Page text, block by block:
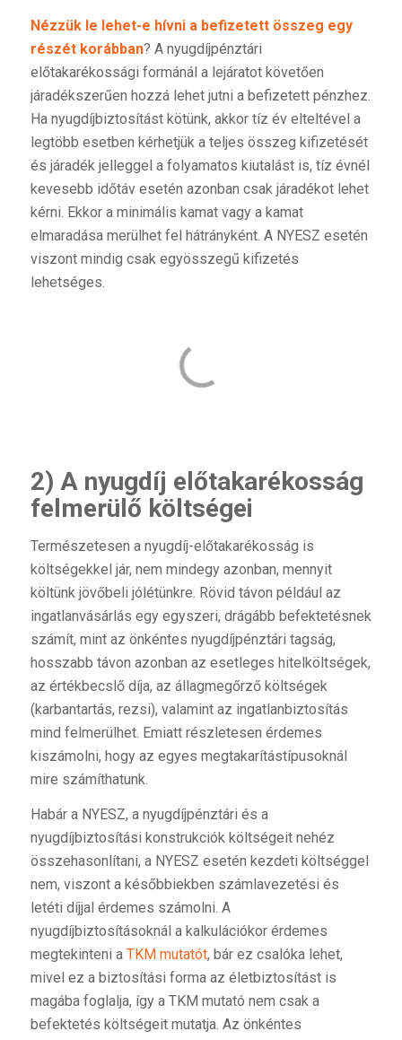
Nézzük le lehet-e hívni a befizetett összeg egy
részét korábban? A nyugdíjpénztári
előtakarékossági formánál a lejáratot követően
járadékszerűen hozzá lehet jutni a befizetett pénzhez.
Ha nyugdíjbiztosítást kötünk, akkor tíz év elteltével a
legtöbb esetben kérhetjük a teljes összeg kifizetését
és járadék jelleggel a folyamatos kiutalást is, tíz évnél
kevesebb időtáv esetén azonban csak járadékot lehet
kérni. Ekkor a minimális kamat vagy a kamat
elmaradása merülhet fel hátrányként. A NYESZ esetén
viszont mindig csak egyösszegű kifizetés
lehetséges.
2) A nyugdíj előtakarékosság
felmerülő költségei
Természetesen a nyugdíj-előtakarékosság is
költségekkel jár, nem mindegy azonban, mennyit
költünk jövőbeli jólétünkre. Rövid távon például az
ingatlanvásárlás egy egyszeri, drágább befektetésnek
számít, mint az önkéntes nyugdíjpénztári tagság,
hosszabb távon azonban az esetleges hitelköltségek,
az értékbecslő díja, az állagmegőrző költségek
(karbantartás, rezsi), valamint az ingatlanbiztosítás
mind felmerülhet. Emiatt részletesen érdemes
kiszámolni, hogy az egyes megtakarítástípusoknál
mire számíthatunk.
Habár a NYESZ, a nyugdíjpénztári és a
nyugdíjbiztosítási konstrukciók költségeit nehéz
összehasonlítani, a NYESZ esetén kezdeti költséggel
nem, viszont a későbbiekben számlavezetési és
letéti díjjal érdemes számolni. A
nyugdíjbiztosításoknál a kalkulációkor érdemes
megtekinteni a TKM mutatót, bár ez csalóka lehet,
mivel ez a biztosítási forma az életbiztosítást is
magába foglalja, így a TKM mutató nem csak a
befektetés költségeit mutatja. Az önkéntes